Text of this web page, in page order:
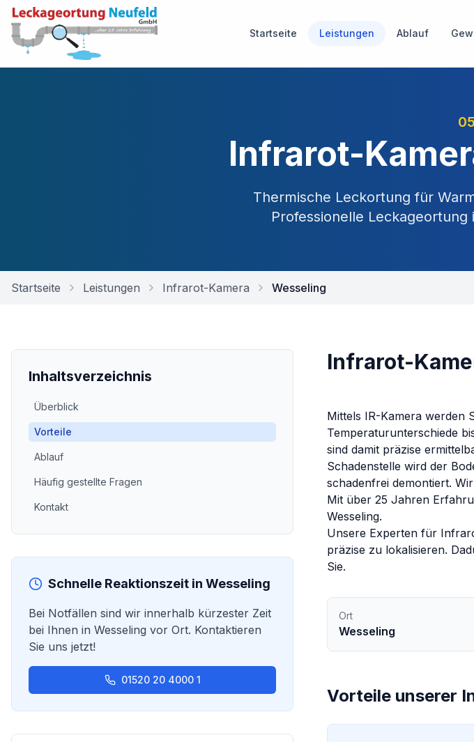
Startseite Leistungen Ablauf
05
Infrarot-
Thermische Leckortung für
Professionelle Leckageortung
Startseite Leistungen Infrarot-Kamera Wesseling
Inhaltsverzeichnis
Überblick
Vorteile
Ablauf
Häufig gestellte Fragen
Kontakt
Schnelle Reaktionszeit in Wesseling
Bei Notfällen sind wir innerhalb kürzester Zeit
bei Ihnen in Wesseling vor Ort. Kontaktieren
Sie uns jetzt!
01520 20 4000 1
Infrarot-
Mittels IR-Kamera werden
Temperaturunterschiede
sind damit präzise
Schadenstelle wird der
schadenfrei demontiert.
Mit über 25 Jahren
Wesseling.
Unsere Experten für
präzise zu lokalisieren.
Sie.
Ort
Wesseling
Vorteile unserer